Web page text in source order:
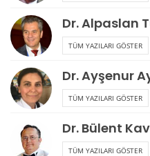
Dr. Alpaslan
TÜM YAZILARI GÖSTER
Dr. Ayşenur
TÜM YAZILARI GÖSTER
Dr. Bülent
TÜM YAZILARI GÖSTER